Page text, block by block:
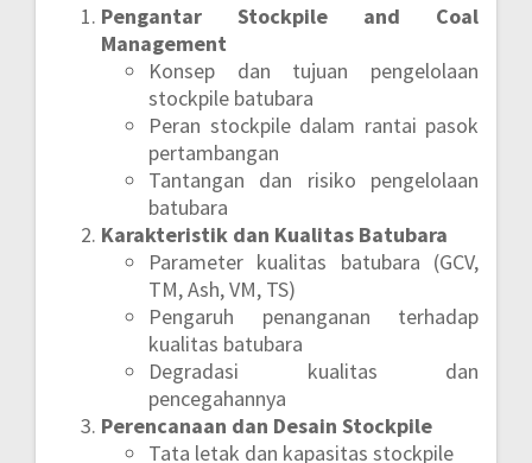
Pengantar Stockpile and Coal
Management
Konsep dan tujuan pengelolaan
stockpile batubara
Peran stockpile dalam rantai pasok
pertambangan
Tantangan dan risiko pengelolaan
batubara
Karakteristik dan Kualitas Batubara
Parameter kualitas batubara (GCV,
TM, Ash, VM, TS)
Pengaruh penanganan terhadap
kualitas batubara
Degradasi kualitas dan
pencegahannya
Perencanaan dan Desain Stockpile
Tata letak dan kapasitas stockpile